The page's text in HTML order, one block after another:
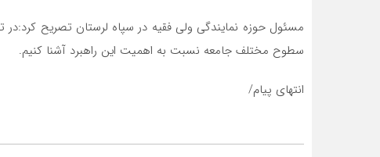
مسئول حوزه نمایندگی ولی فقیه در سپاه لرستان تصریح کرد:در
سطوح مختلف جامعه نسبت به اهمیت این راهبرد آشنا کنیم.
انتهای پیام/